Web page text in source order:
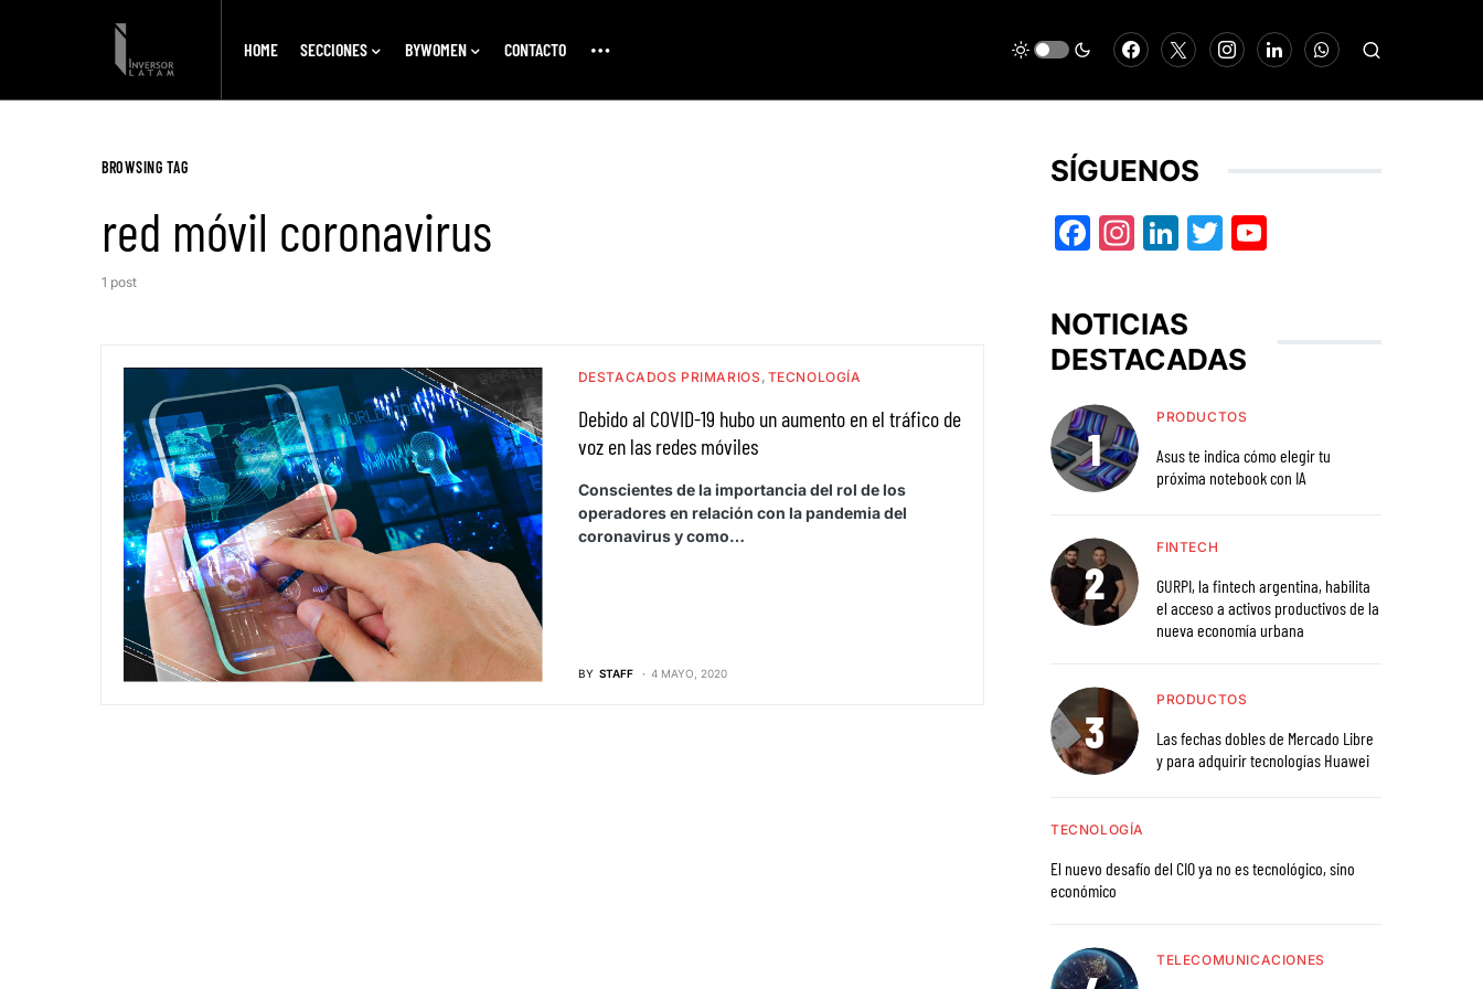
HOME SECCIONES BYWOMEN CONTACTO
BROWSING TAG
red móvil coronavirus
1 post
DESTACADOS PRIMARIOS TECNOLOGÍA
Debido al COVID-19 hubo un aumento en el tráfico de
voz en las redes móviles
Conscientes de la importancia del rol de los
operadores en relación con la pandemia del
coronavirus y como…
BY STAFF 4 MAYO, 2020
SÍGUENOS
Facebook
Instagram
LinkedIn
Twitter
NOTICIAS
DESTACADAS
PRODUCTOS
Asus te indica cómo elegir tu
próxima notebook con IA
FINTECH
GURPI, la fintech argentina, habilita
el acceso a activos productivos de la
nueva economía urbana
PRODUCTOS
Las fechas dobles de Mercado Libre
y para adquirir tecnologías Huawei
TECNOLOGÍA
El nuevo desafío del CIO ya no es tecnológico, sino
económico
TELECOMUNICACIONES